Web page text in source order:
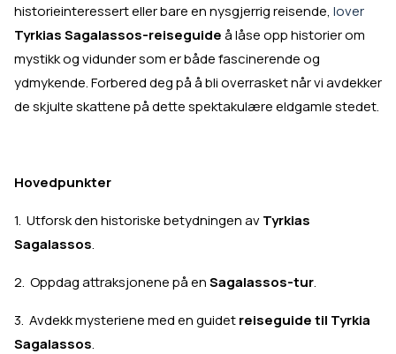
historieinteressert eller bare en nysgjerrig reisende, lover
Tyrkias Sagalassos-reiseguideå låse opp historier om
mystikk og vidunder som er både fascinerende og
ydmykende. Forbered deg på å bli overrasket når vi avdekker
de skjulte skattene på dette spektakulære eldgamle stedet.
Hovedpunkter
1. Utforsk den historiske betydningen avTyrkias
Sagalassos.
2. Oppdag attraksjonene på enSagalassos-tur.
3. Avdekk mysteriene med en guidetreiseguide til Tyrkia
Sagalassos.